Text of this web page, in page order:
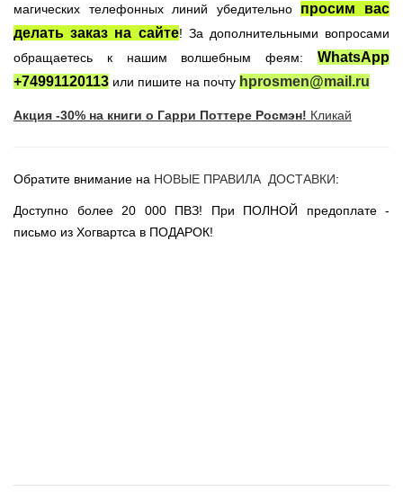
Атрибутика Гарри Поттер
Новогодние игрушки
АКЦИИ САЙТА
Властелин Колец
Вселенная DC
Вселенная MARVEL
магических телефонных линий убедительно просим вас
делать заказ на сайте! За дополнительными вопросами
обращаетесь к нашим волшебным феям:
WhatsApp
+74991120113 или пишите на почту hprosmen@mail.ru
Акция -30% на книги о Гарри Поттере Росмэн! Кликай
Обратите внимание на НОВЫЕ ПРАВИЛА ДОСТАВКИ:
Доступно более 20 000 ПВЗ! При ПОЛНОЙ предоплате -
письмо из Хогвартса в ПОДАРОК!